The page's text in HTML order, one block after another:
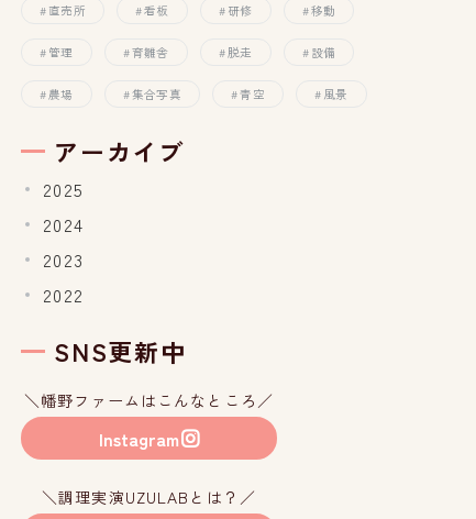
直売所 看板 研修 移動
管理 育雛舎 脱走 設備
農場 集合写真 青空 風景
アーカイブ
2025
2024
2023
2022
SNS更新中
＼幡野ファームはこんなところ／
Instagram
＼調理実演UZULABとは？／